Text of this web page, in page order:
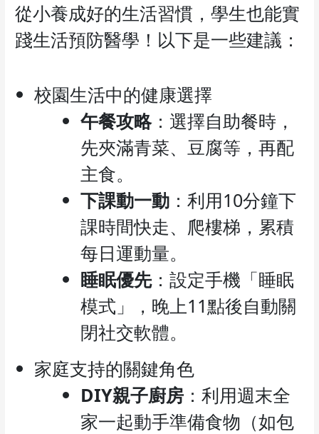
從小養成好的生活習慣，學生也能實
踐生活預防醫學！以下是一些建議：
校園生活中的健康選擇
午餐攻略：選擇自助餐時，
先夾滿青菜、豆腐等，再配
主食。
下課動一動 ：利用10分鐘下
課時間快走、爬樓梯，累積
每日運動量。
睡眠優先：設定手機「睡眠
模式」，晚上11點後自動關
閉社交軟體。
家庭支持的關鍵角色
DIY親子廚房 ：利用週末全
家一起動手準備食物（如包